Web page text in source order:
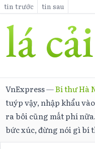
tin trước tin sau
VnExpress—Bí thư Hà
tuýp vậy, nhập khẩu
ra bôi cũng mất phí
bức xúc, đừng nói gì bí